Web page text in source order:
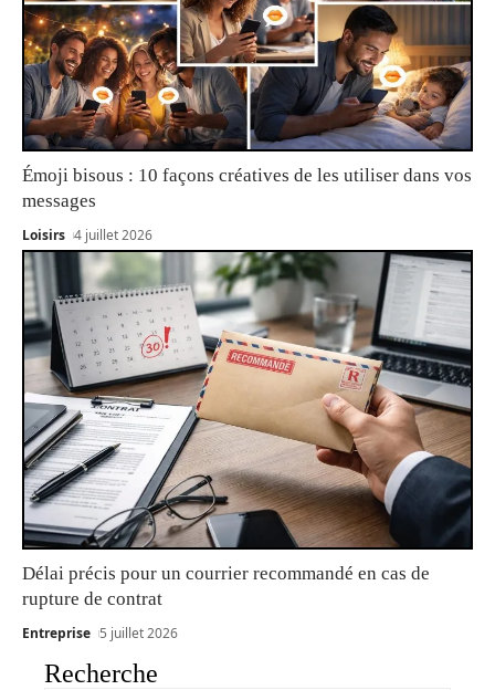
Émoji bisous : 10 façons créatives de les utiliser dans vos
messages
Loisirs 4 juillet 2026
Délai précis pour un courrier recommandé en cas de
rupture de contrat
Entreprise 5 juillet 2026
Recherche